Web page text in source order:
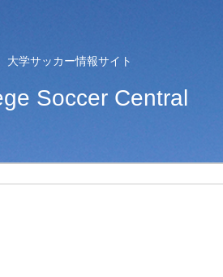
大学サッカー情報サイト
Soccer Central